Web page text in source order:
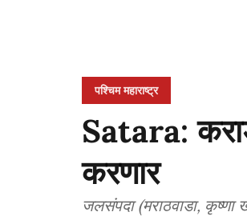
पश्चिम महाराष्ट्र
Satara:
करणार
जलसंपदा (मराठवाडा, कृष्णा